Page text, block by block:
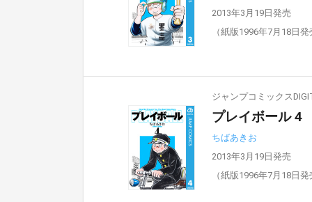
2013年3月19日発売
（紙版1996年7月18日発
ジャンプコミックス
プレイボール 4
ちばあきお
2013年3月19日発売
（紙版1996年7月18日発